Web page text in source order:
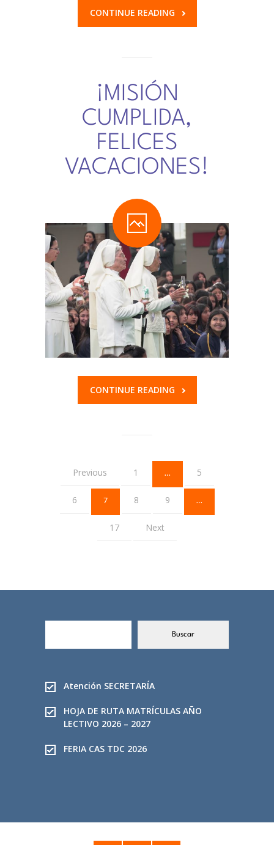
CONTINUE READING
¡MISIÓN
CUMPLIDA,
FELICES
VACACIONES!
CONTINUE READING
Previous 1 … 5
6 7 8 9 …
17 Next
s
r
Buscar
Atención SECRETARÍA
HOJA DE RUTA MATRÍCULAS AÑO
LECTIVO 2026 – 2027
FERIA CAS TDC 2026